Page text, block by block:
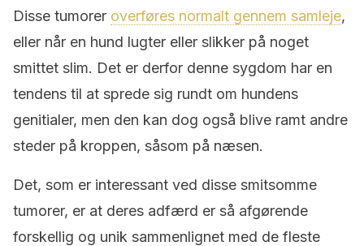
Disse tumorer overføres normalt gennem samleje,
eller når en hund lugter eller slikker på noget
smittet slim. Det er derfor denne sygdom har en
tendens til at sprede sig rundt om hundens
genitialer, men den kan dog også blive ramt andre
steder på kroppen, såsom på næsen.
Det, som er interessant ved disse smitsomme
tumorer, er at deres adfærd er så afgørende
forskellig og unik sammenlignet med de fleste